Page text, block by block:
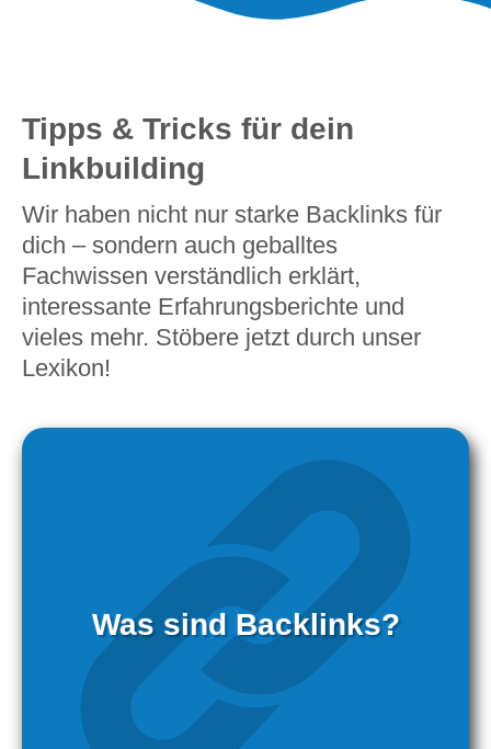
Tipps & Tricks für dein
Linkbuilding
Wir haben nicht nur starke Backlinks für
dich – sondern auch geballtes
Fachwissen verständlich erklärt,
interessante Erfahrungsberichte und
vieles mehr. Stöbere jetzt durch unser
Lexikon!
Was sind Backlinks?